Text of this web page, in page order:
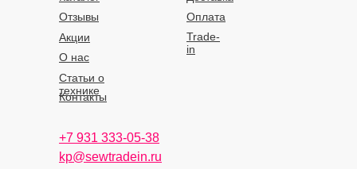
О нас
Статьи о
технике
Оплата
Отзывы
Акции
Контакты
Trade-
in
+7 931 333-05-38
kp@sewtradein.ru